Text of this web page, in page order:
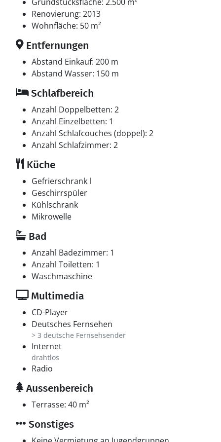
Renovierung: 2013
Wohnfläche: 50 m²
Entfernungen
Abstand Einkauf: 200 m
Abstand Wasser: 150 m
Schlafbereich
Anzahl Doppelbetten: 2
Anzahl Einzelbetten: 1
Anzahl Schlafcouches (doppel): 2
Anzahl Schlafzimmer: 2
Küche
Gefrierschrank l
Geschirrspüler
Kühlschrank
Mikrowelle
Bad
Anzahl Badezimmer: 1
Anzahl Toiletten: 1
Waschmaschine
Multimedia
CD-Player
Deutsches Fernsehen
> 3 deutsche Fernsehsender
Internet
drahtlos
Radio
Aussenbereich
Terrasse: 40 m²
Sonstiges